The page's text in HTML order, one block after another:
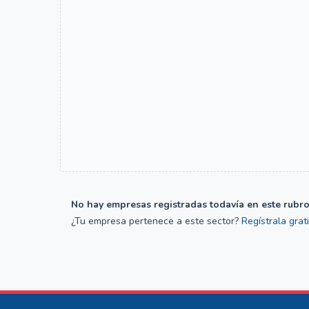
No hay empresas registradas todavía en este
¿Tu empresa pertenece a este sector? Regístrala